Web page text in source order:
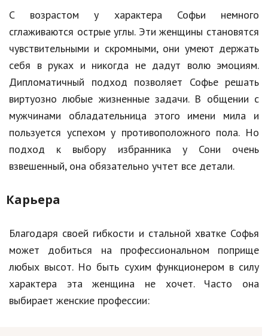
С возрастом у характера Софьи немного
сглаживаются острые углы. Эти женщины становятся
чувствительными и скромными, они умеют держать
себя в руках и никогда не дадут волю эмоциям.
Дипломатичный подход позволяет Софье решать
виртуозно любые жизненные задачи. В общении с
мужчинами обладательница этого имени мила и
пользуется успехом у противоположного пола. Но
подход к выбору избранника у Сони очень
взвешенный, она обязательно учтет все детали.
Карьера
Благодаря своей гибкости и стальной хватке Софья
может добиться на профессиональном поприще
любых высот. Но быть сухим функционером в силу
характера эта женщина не хочет. Часто она
выбирает женские профессии: